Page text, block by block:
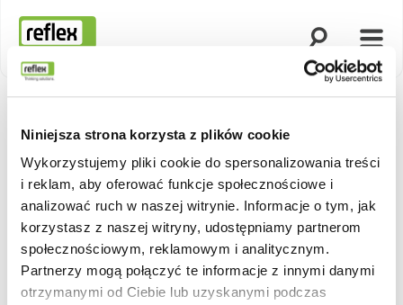
Niniejsza strona korzysta z plików cookie
Wykorzystujemy pliki cookie do spersonalizowania treści
i reklam, aby oferować funkcje społecznościowe i
analizować ruch w naszej witrynie. Informacje o tym, jak
korzystasz z naszej witryny, udostępniamy partnerom
społecznościowym, reklamowym i analitycznym.
Partnerzy mogą połączyć te informacje z innymi danymi
otrzymanymi od Ciebie lub uzyskanymi podczas
Strona główna
Otwórz